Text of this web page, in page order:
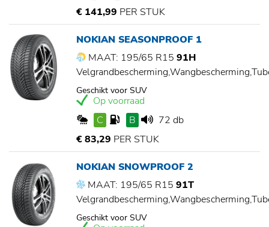
€ 141,99 PER STUK
NOKIAN SEASONPROOF 1
MAAT: 195/65 R15 91H
Geschikt voor SUV
Op voorraad
C
B
72 db
€ 83,29 PER STUK
NOKIAN SNOWPROOF 2
MAAT: 195/65 R15 91T
Geschikt voor SUV